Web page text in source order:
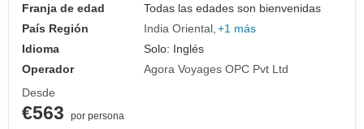
Franja de edad
Todas las edades son bienvenidas
País Región
India Oriental +1 más
Idioma
Solo: Inglés
Operador
Agora Voyages OPC Pvt Ltd
Desde
€563
por persona